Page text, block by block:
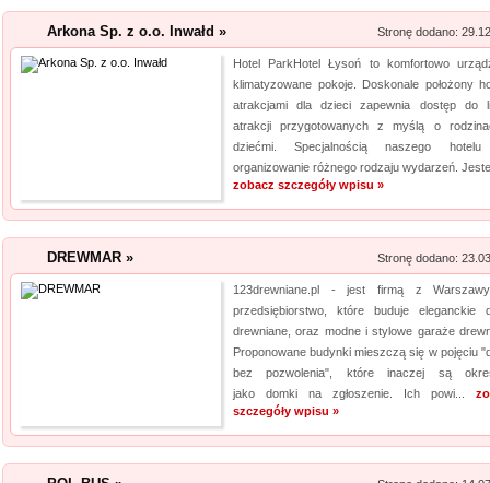
Archiwizacja
Oferujemy zgłaszającym się
archiwizacyjne. Dzięki nam
informacji jest naszym
jakim jest ...
Arkona Sp. z o.o. Inwałd » Stronę dodano:
Hotel ParkHotel Łysoń to komfortowo
klimatyzowane pokoje. Doskonale położony
atrakcjami dla dzieci zapewnia dostęp do
atrakcji przygotowanych z myślą o
dziećmi. Specjalnością naszego
organizowanie różnego rodzaju wydarzeń.
zobacz szczegóły wpisu »
DREWMAR » Stronę dodano:
123drewniane.pl - jest firmą z
przedsiębiorstwo, które buduje eleganckie
drewniane, oraz modne i stylowe garaże
Proponowane budynki mieszczą się w pojęciu
bez pozwolenia", które inaczej są
jako domki na zgłoszenie. Ich powi...
szczegóły wpisu »